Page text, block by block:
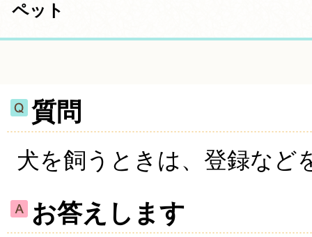
ペット
質問
犬を飼うときは、登録など
お答えします